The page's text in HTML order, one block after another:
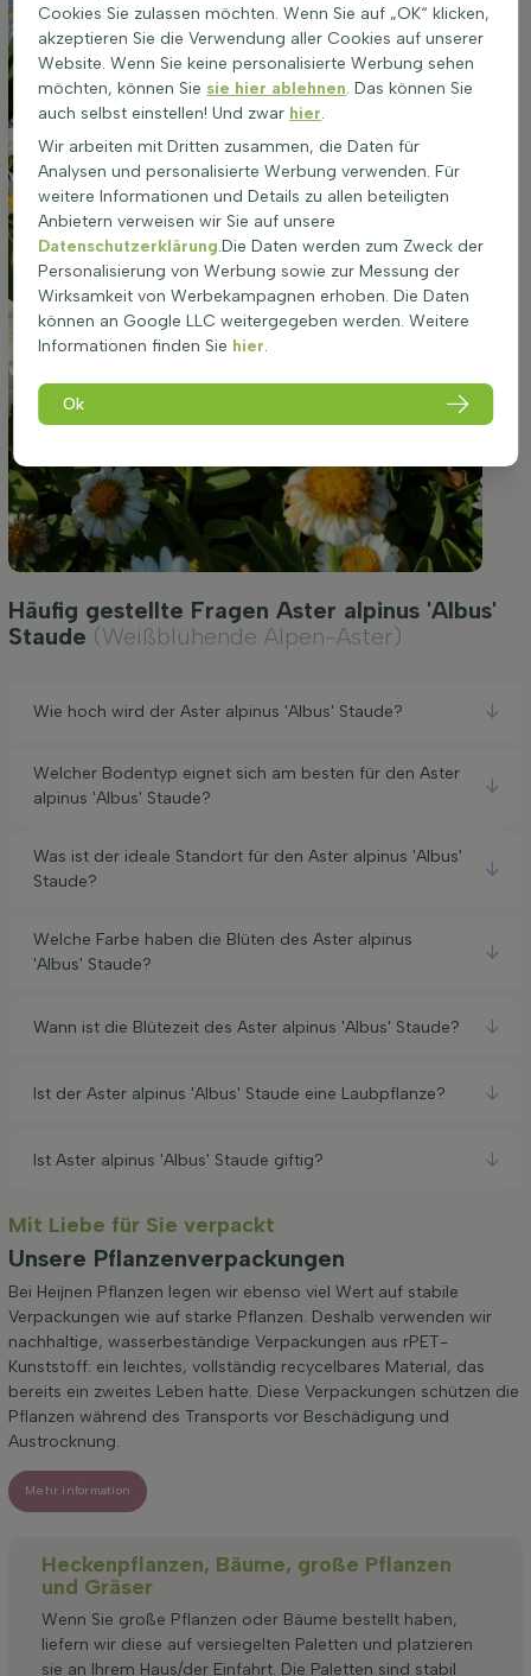
Häufig gestellte Fragen Aster alpinus 'Albus'
Staude (Weißblühende Alpen-Aster)
Wie hoch wird der Aster alpinus 'Albus' Staude?
Welcher Bodentyp eignet sich am besten für den Aster
alpinus 'Albus' Staude?
Was ist der ideale Standort für den Aster alpinus 'Albus'
Staude?
Welche Farbe haben die Blüten des Aster alpinus
'Albus' Staude?
Wann ist die Blütezeit des Aster alpinus 'Albus' Staude?
Ist der Aster alpinus 'Albus' Staude eine Laubpflanze?
Ist Aster alpinus 'Albus' Staude giftig?
Mit Liebe für Sie verpackt
Unsere Pflanzenverpackungen
Bei Heijnen Pflanzen legen wir ebenso viel Wert auf stabile
Verpackungen wie auf starke Pflanzen. Deshalb verwenden wir
nachhaltige, wasserbeständige Verpackungen aus rPET-
Kunststoff: ein leichtes, vollständig recycelbares Material, das
bereits ein zweites Leben hatte. Diese Verpackungen schützen die
Pflanzen während des Transports vor Beschädigung und
Austrocknung.
Mehr information
Heckenpflanzen, Bäume, große Pflanzen
und Gräser
Wenn Sie große Pflanzen oder Bäume bestellt haben,
liefern wir diese auf versiegelten Paletten und platzieren
sie an Ihrem Haus/der Einfahrt. Die Paletten sind stabil
Cookies Sie zulassen möchten. Wenn Sie auf „OK“ klicken,
akzeptieren Sie die Verwendung aller Cookies auf unserer
Website. Wenn Sie keine personalisierte Werbung sehen
möchten, können Sie sie hier ablehnen. Das können Sie
auch selbst einstellen! Und zwar hier.
Wir arbeiten mit Dritten zusammen, die Daten für
Analysen und personalisierte Werbung verwenden. Für
weitere Informationen und Details zu allen beteiligten
Anbietern verweisen wir Sie auf unsere
Datenschutzerklärung.Die Daten werden zum Zweck der
Personalisierung von Werbung sowie zur Messung der
Wirksamkeit von Werbekampagnen erhoben. Die Daten
können an Google LLC weitergegeben werden. Weitere
Informationen finden Sie hier.
Ok